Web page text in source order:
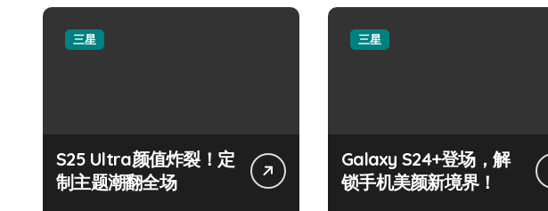
三星
S25 Ultra颜值炸裂！定
制主题潮翻全场
三星
Galaxy S24+登场，解
锁手机美颜新境界！